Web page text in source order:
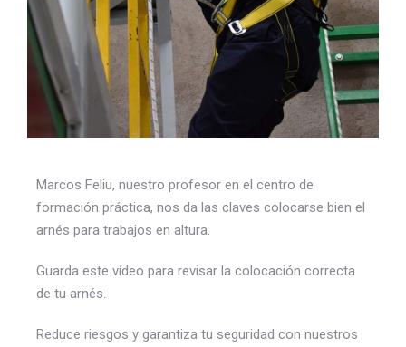
Marcos Feliu, nuestro profesor en el centro de
formación práctica, nos da las claves colocarse bien el
arnés para trabajos en altura.
Guarda este vídeo para revisar la colocación correcta
de tu arnés.
Reduce riesgos y garantiza tu seguridad con nuestros